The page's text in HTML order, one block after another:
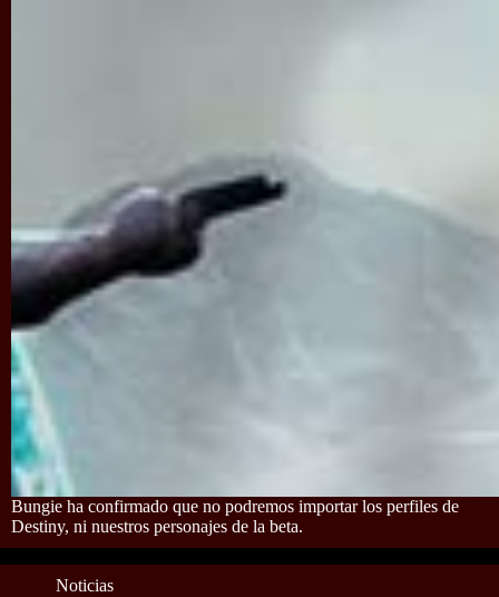
Bungie ha confirmado que no podremos importar los perfiles de
Destiny, ni nuestros personajes de la beta.
Noticias